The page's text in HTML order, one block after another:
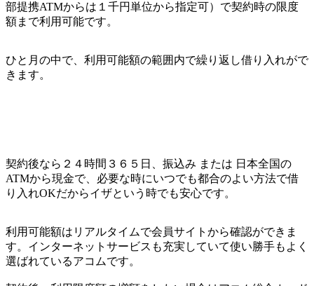
部提携ATMからは１千円単位から指定可）で契約時の限度
額まで利用可能です。
ひと月の中で、利用可能額の範囲内で繰り返し借り入れがで
きます。
契約後なら２４時間３６５日、振込み または 日本全国の
ATMから現金で、必要な時にいつでも都合のよい方法で借
り入れOKだからイザという時でも安心です。
利用可能額はリアルタイムで会員サイトから確認ができま
す。インターネットサービスも充実していて使い勝手もよく
選ばれているアコムです。